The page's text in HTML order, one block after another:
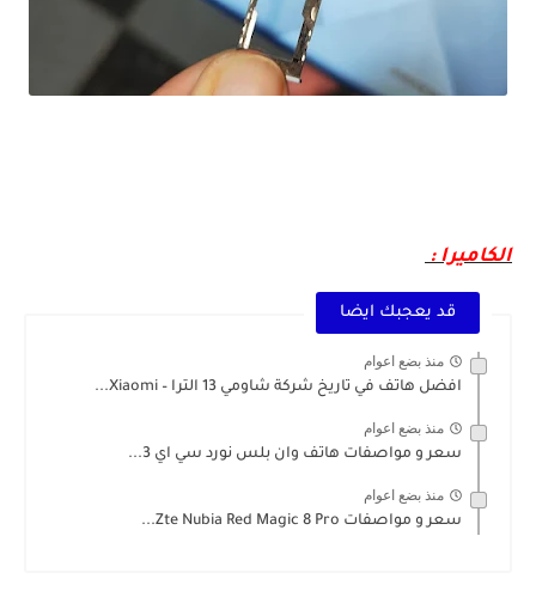
الكاميرا :
قد يعجبك ايضا
منذ بضع اعوام
افضل هاتف في تاريخ شركة شاومي 13 الترا – Xiaomi...
منذ بضع اعوام
سعر و مواصفات هاتف وان بلس نورد سي اي 3...
منذ بضع اعوام
سعر و مواصفات Zte Nubia Red Magic 8 Pro...